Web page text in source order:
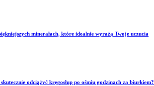
minerałach, które idealnie wyrażą Twoje uczucia
odciążyć kręgosłup po ośmiu godzinach za biurkiem?